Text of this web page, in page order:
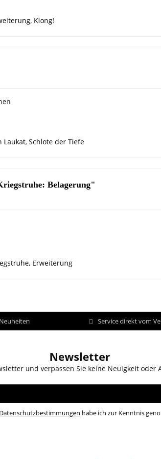
, Klong!
Laukat, Schlote der Tiefe
Belagerung"
, Erweiterung
Service direkt vom
Newsletter
und verpassen Sie keine Neuigkeit oder
Datenschutzbestimmungen habe ich zur Kenntnis